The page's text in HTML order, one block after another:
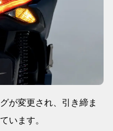
が変更され、引き締ま
います。